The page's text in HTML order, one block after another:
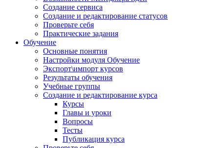
Создание сервиса
Создание и редактирование статусов
Проверьте себя
Практические задания
Обучение
Основные понятия
Настройки модуля Обучение
Экспорт\импорт курсов
Результаты обучения
Учебные группы
Создание и редактирование курса
Курсы
Главы и уроки
Вопросы
Тесты
Публикация курса